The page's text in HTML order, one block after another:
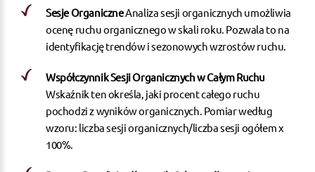
Sesje OrganiczneAnaliza sesji organicznych umożliwia
ocenę ruchu organicznego w skali roku. Pozwala to na
identyfikację trendów i sezonowych wzrostów ruchu.
Współczynnik Sesji Organicznych w Całym Ruchu
Wskaźnik ten określa, jaki procent całego ruchu
pochodzi z wyników organicznych. Pomiar według
wzoru: liczba sesji organicznych/liczba sesji ogółem x
100%.